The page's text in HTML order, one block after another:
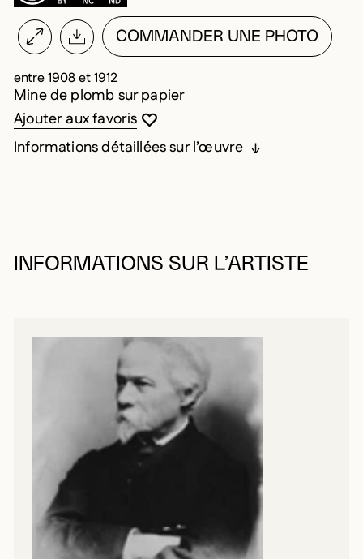
COMMANDER UNE PHOTO
entre 1908 et 1912
Mine de plomb sur papier
Vous devez être connecté pour ajouter
Fermer la modale
Ouvrir la modale
Ajouter aux favoris
Informations détaillées sur l’œuvre
INFORMATIONS SUR L’ARTISTE